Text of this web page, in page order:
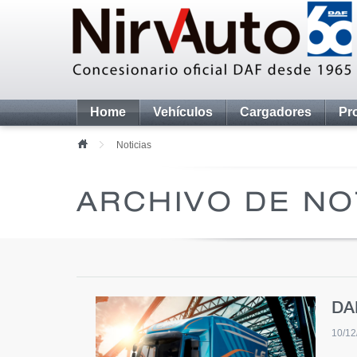
Home Vehículos Cargadores
Noticias
ARCHIVO DE
10/